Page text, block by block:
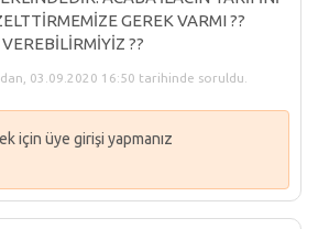
GEREK VARMI ??
??
03.09.2020 16:50 tarihinde soruldu.
için üye girişi yapmanız